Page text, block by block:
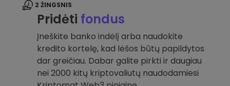
2 ŽINGSNIS
Pridėti fondus
Įneškite banko indėlį arba naudokite
kredito kortelę, kad lėšos būtų papildytos
dar greičiau. Dabar galite pirkti ir daugiau
nei 2000 kitų kriptovaliutų naudodamiesi